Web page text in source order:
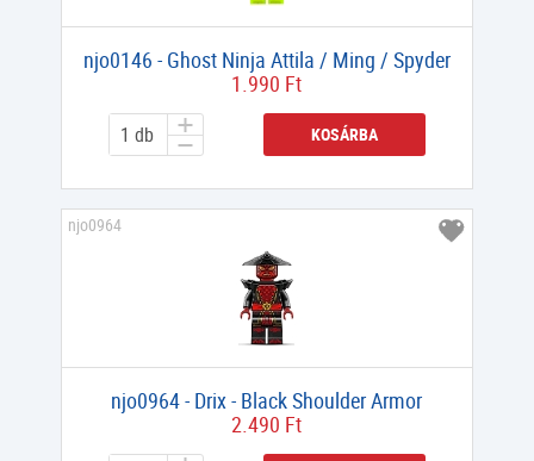
njo0146 - Ghost Ninja Attila / Ming / Spyder
1.990 Ft
KOSÁRBA
njo0964 - Drix - Black Shoulder Armor
2.490 Ft
njo0964